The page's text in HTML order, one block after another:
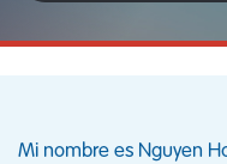
Mi nombre es Nguyen